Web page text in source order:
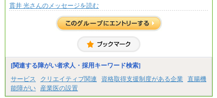
総合職 月給220,000～230,000円＋地域間調整給
整給
※詳細はJTBキャリアサイトよりご確認ください。
■(株)JTBコミュニケーションデザイン
総合職 月給230,000円
みなし残業手当：20,000円（一律支給）※みなし
残業手当の残業時間は10.43時間。
間に応じて、時間外手当等を支給。
エリアサポート職 月給188,000円
貫井 光さんのメッセージを読む
[関連する障がい者求人・採用キーワード検索]
サービス
クリエイティブ関連 資格取得支援制度がある企業
直腸機
能障がい
産業医の設置